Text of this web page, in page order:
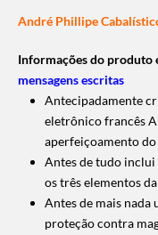
André Phillipe
Informações do produto
mensagens escritas
Antecipadamente
eletrônico francês
aperfeiçoamento
Antes de tudo inclui
os três elementos
Antes de mais nada
proteção contra